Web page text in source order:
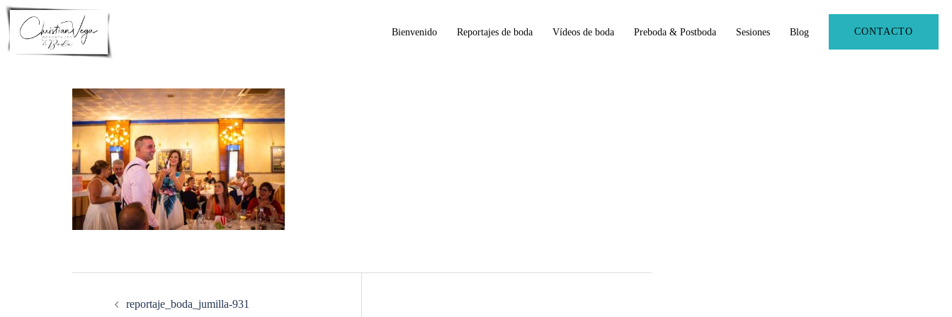
Saltar
al
contenido
Bienvenido Reportajes de boda Vídeos de boda Preboda & Postboda Sesiones Blog CONTACTO
reportaje_boda_jumilla-931